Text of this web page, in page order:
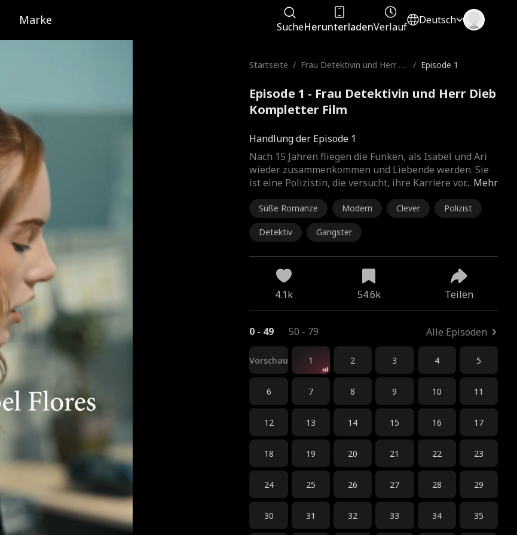
Marke SucheHerunterladenVerlauf
Deutsch
Startseite / Frau Detektivin und Herr Di
/ Episode 1
Episode 1 - Frau Detektivin und Herr Dieb
Kompletter Film
Handlung der Episode 1
Mehr
Nach 15 Jahren fliegen die Funken, als Isabel und Ari
wieder zusammenkommen und Liebende werden. Sie
ist eine Polizistin, die versucht, ihre Karriere vor...
Süße Romanze Modern Clever Polizist
Detektiv Gangster
4.1k 54.6k Teilen
0 - 49 50 - 79 Alle Episoden
Vorschau 1 2 3 4 5
6 7 8 9 10 11
12 13 14 15 16 17
18 19 20 21 22 23
24 25 26 27 28 29
30 31 32 33 34 35